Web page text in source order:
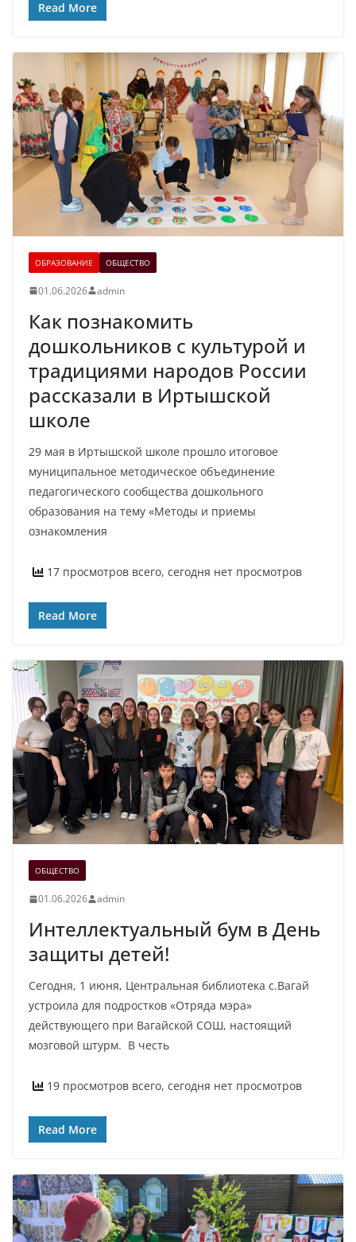
Read More
ОБРАЗОВАНИЕ ОБЩЕСТВО
01.06.2026 admin
Как познакомить
дошкольников с культурой и
традициями народов России
рассказали в Иртышской
школе
29 мая в Иртышской школе прошло итоговое
муниципальное методическое объединение
педагогического сообщества дошкольного
образования на тему «Методы и приемы
ознакомления
17 просмотров всего, сегодня нет просмотров
Read More
ОБЩЕСТВО
01.06.2026 admin
Интеллектуальный бум в День
защиты детей!
Сегодня, 1 июня, Центральная библиотека с.Вагай
устроила для подростков «Отряда мэра»
действующего при Вагайской СОШ, настоящий
мозговой штурм. В честь
19 просмотров всего, сегодня нет просмотров
Read More